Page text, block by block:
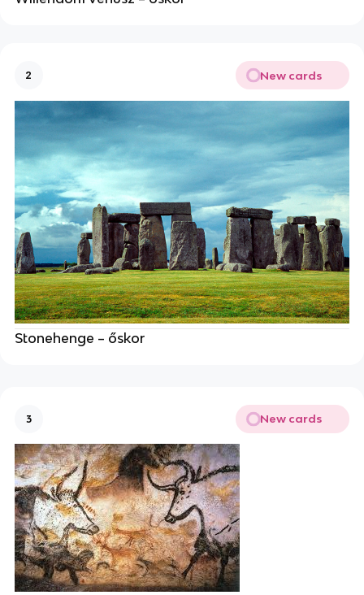
2 New cards
Stonehenge – őskor
3 New cards